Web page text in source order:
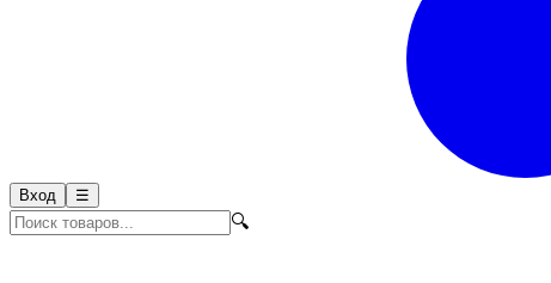
Вход ☰
🔍